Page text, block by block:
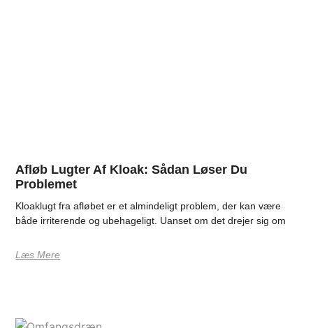
Afløb Lugter Af Kloak: Sådan Løser Du
Problemet
Kloaklugt fra afløbet er et almindeligt problem, der kan være
både irriterende og ubehageligt. Uanset om det drejer sig om
Læs Mere